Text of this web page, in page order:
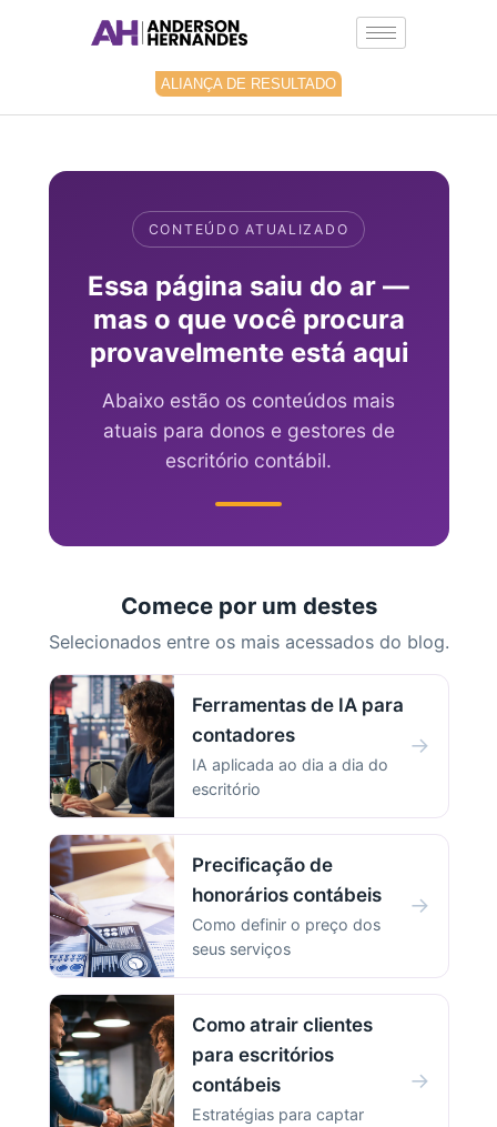
ALIANÇA DE RESULTADO
CONTEÚDO ATUALIZADO
Essa página saiu do ar —
mas o que você procura
provavelmente está aqui
Abaixo estão os conteúdos mais
atuais para donos e gestores de
escritório contábil.
Comece por um destes
Selecionados entre os mais acessados do blog.
Ferramentas de IA para
contadores
IA aplicada ao dia a dia do
escritório
→
Precificação de
honorários contábeis
Como definir o preço dos
seus serviços
→
Como atrair clientes
para escritórios
contábeis
Estratégias para captar
→